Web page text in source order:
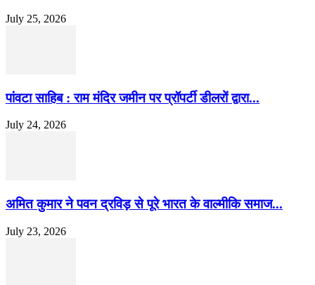
July 25, 2026
पांवटा साहिब : राम मंदिर जमीन पर प्रॉपर्टी डीलरों द्वारा...
July 24, 2026
अमित कुमार ने पवन द्रविड़ से पूरे भारत के वाल्मीकि समाज...
July 23, 2026